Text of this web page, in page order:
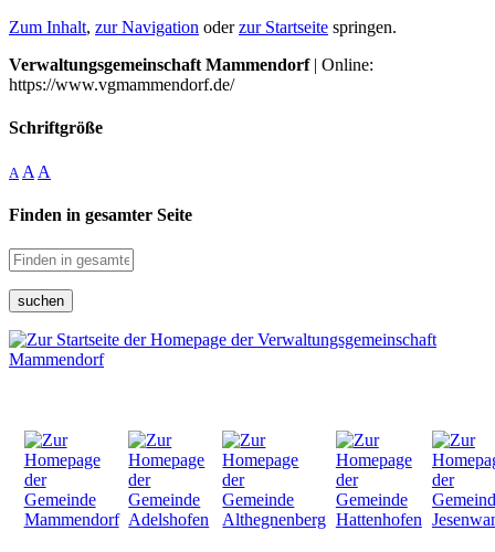
Zum Inhalt, zur Navigation oderzur Startseite springen.
Verwaltungsgemeinschaft Mammendorf| Online:
https://www.vgmammendorf.de/
Schriftgröße
A A A
Finden in gesamter Seite
suchen